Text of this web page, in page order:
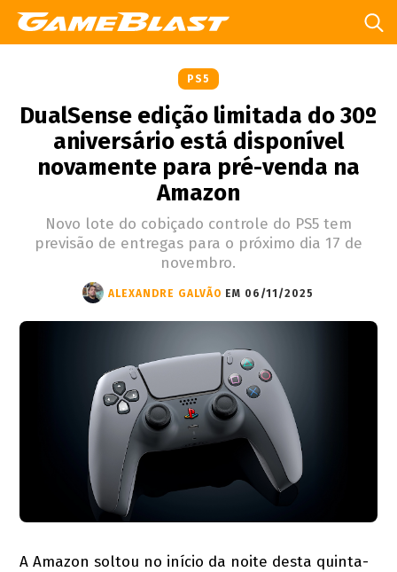
PS5
DualSense edição limitada do 30º
aniversário está disponível
novamente para pré-venda na
Amazon
Novo lote do cobiçado controle do PS5 tem
previsão de entregas para o próximo dia 17 de
novembro.
ALEXANDRE GALVÃO EM 06/11/2025
A Amazon soltou no início da noite desta quinta-